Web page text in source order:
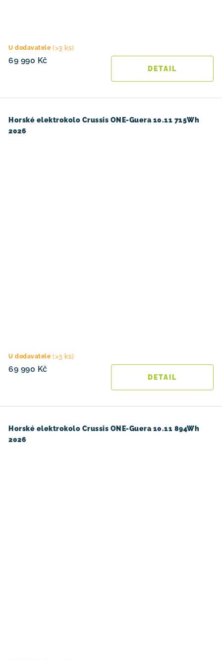
U dodavatele (>3 ks)
69 990 Kč
Horské elektrokolo Crussis ONE-Guera 10.11 715Wh
2026
U dodavatele (>3 ks)
69 990 Kč
Horské elektrokolo Crussis ONE-Guera 10.11 894Wh
2026